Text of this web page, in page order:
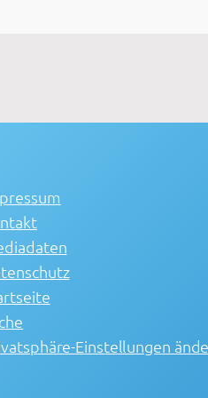
Einstellungen